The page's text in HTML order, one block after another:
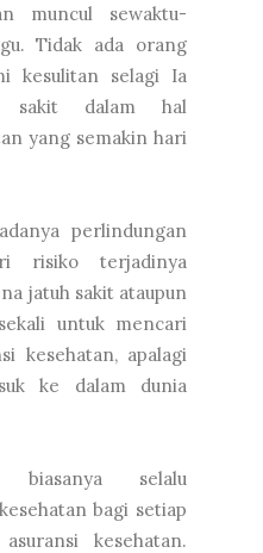
muncul sewaktu-
Tidak ada orang
kesulitan selagi Ia
sakit dalam hal
yang semakin hari
perlindungan
risiko terjadinya
jatuh sakit ataupun
untuk mencari
kesehatan, apalagi
ke dalam dunia
biasanya selalu
bagi setiap
kesehatan.